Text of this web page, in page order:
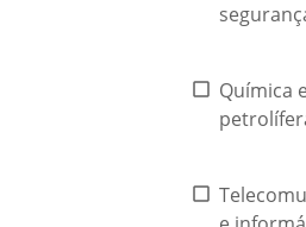
Química